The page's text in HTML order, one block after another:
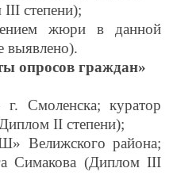
III степени);
жюри в данной
выявлено).
опросов граждан»
куратор
II степени);
Велижского района;
Симакова (Диплом III